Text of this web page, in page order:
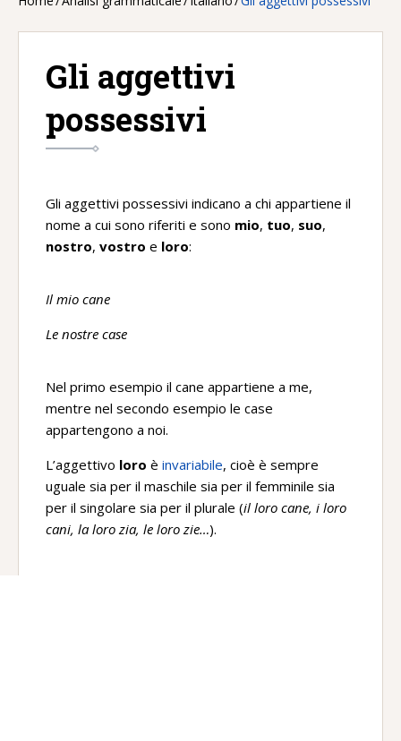
Gli aggettivi
possessivi
Gli aggettivi possessivi indicano a chi appartiene il
nome a cui sono riferiti e sono mio, tuo, suo,
nostro, vostro e loro:
Il mio cane
Le nostre case
Nel primo esempio il cane appartiene a me,
mentre nel secondo esempio le case
appartengono a noi.
L’aggettivo loro è invariabile, cioè è sempre
uguale sia per il maschile sia per il femminile sia
per il singolare sia per il plurale (il loro cane, i loro
cani, la loro zia, le loro zie…).